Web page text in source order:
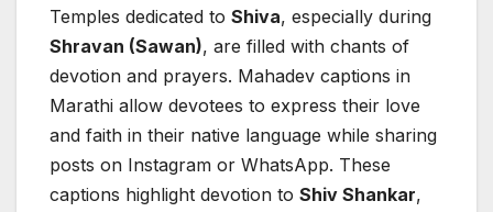
Temples dedicated to Shiva, especially during
Shravan (Sawan), are filled with chants of
devotion and prayers. Mahadev captions in
Marathi allow devotees to express their love
and faith in their native language while sharing
posts on Instagram or WhatsApp. These
captions highlight devotion to Shiv Shankar,